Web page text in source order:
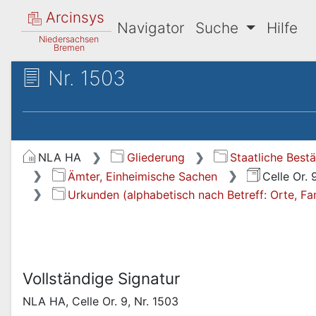
Arcinsys
Niedersachsen
Bremen
Navigator Suche Hilfe
Nr. 1503
NLA HA Gliederung
Staatliche
Ämter, Einheimische Sachen
Celle Or.
Urkunden (alphabetisch nach Betreff: Orte,
Vollständige Signatur
NLA HA, Celle Or. 9, Nr. 1503